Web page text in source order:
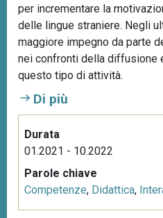
per incrementare la
delle lingue straniere. Negli
maggiore impegno da parte
nei confronti della diffusione
questo tipo di attività.
Di più
Durata
01.2021 - 10.2022
Parole chiave
Competenze, Didattica,